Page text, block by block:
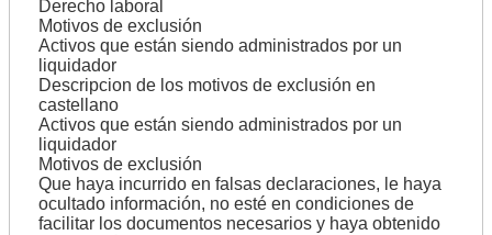
Derecho laboral
Motivos de exclusión
Activos que están siendo administrados por un
liquidador
Descripcion de los motivos de exclusión en
castellano
Activos que están siendo administrados por un
liquidador
Motivos de exclusión
Que haya incurrido en falsas declaraciones, le haya
ocultado información, no esté en condiciones de
facilitar los documentos necesarios y haya obtenido